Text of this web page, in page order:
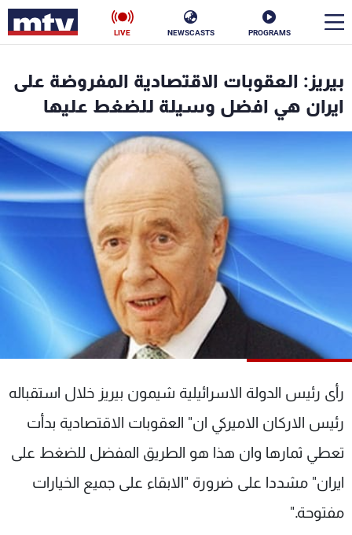
PROGRAMS
NEWSCASTS
LIVE
بيريز: العقوبات الاقتصادية المفروضة على
ايران هي افضل وسيلة للضغط عليها
رأى رئيس الدولة الاسرائيلية شيمون بيريز خلال استقباله
رئيس الاركان الاميركي ان" العقوبات الاقتصادية بدأت
تعطي ثمارها وان هذا هو الطريق المفضل للضغط على
ايران" مشددا على ضرورة "الابقاء على جميع الخيارات
مفتوحة."
الأخبار
ناس
إقتصاد
منوعات رياضة
كأس العالم
البرامج
جدول البرامج
الترددات
الإنـتـاج
لاعلاناتكم
تواصل معنا
شروط الإسـتخدام
سياسة الخصوصية